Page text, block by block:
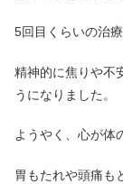
5回目くらいの治
精神的に焦りや不
うになりました。
ようやく、心が体
胃もたれや頭痛も